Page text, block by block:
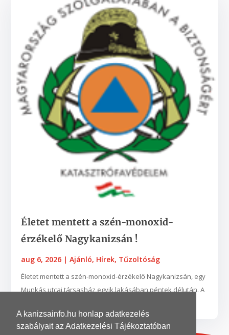
A kanizsainfo.hu honlap adatkezelés
szabályait az Adatkezelési Tájékoztatóban
Életet mentett a szén-monoxid-
érzékelő Nagykanizsán !
aug 6, 2026 |Ajánló, Hírek, Tűzoltóság
Életet mentett a szén-monoxid-érzékelő Nagykanizsán, egy
Munkás utcai társasház egyik lakásában péntek délután. A